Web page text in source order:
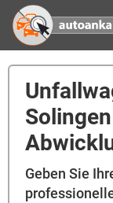
Geben Sie